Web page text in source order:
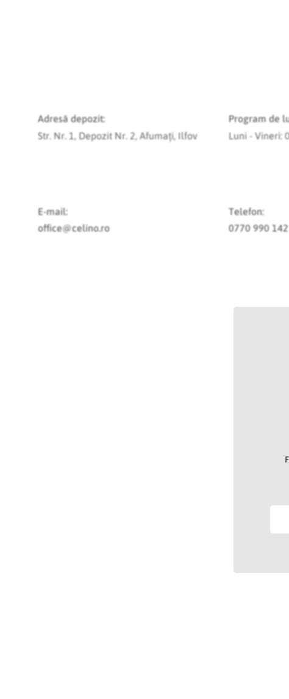
Adresă depozit:
Str. Nr. 1, Depozit Nr. 2, Afumați, Ilfov
Program de
Luni - Vineri:
E-mail:
office@celino.ro
Telefon:
0770 990 142